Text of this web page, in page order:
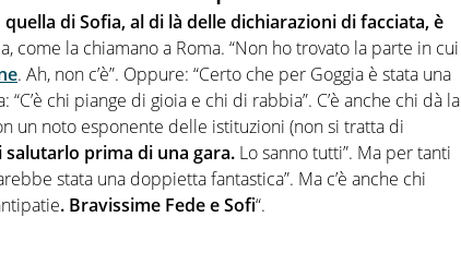
quella di Sofia, al di là delle dichiarazioni di facciata, è
come la chiamano a Roma. “Non ho trovato la parte in cui
. Ah, non c’è”. Oppure: “Certo che per Goggia è stata una
“C’è chi piange di gioia e chi di rabbia”. C’è anche chi dà la
un noto esponente delle istituzioni (non si tratta di
salutarlo prima di una gara. Lo sanno tutti”. Ma per tanti
stata una doppietta fantastica”. Ma c’è anche chi
. Bravissime Fede e Sofi“.